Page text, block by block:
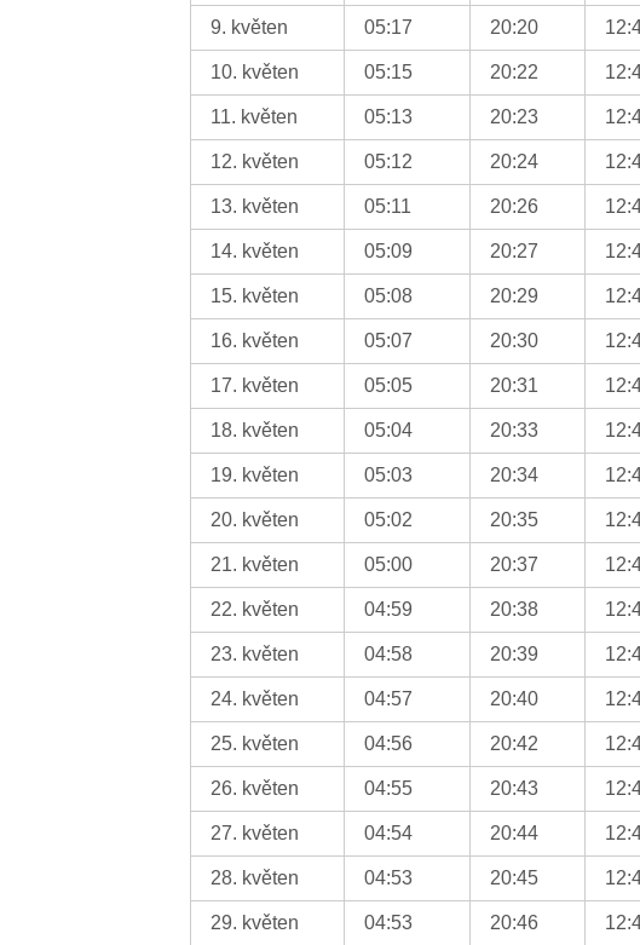
9. květen 05:17 20:20
10. květen 05:15 20:22
11. květen 05:13 20:23
12. květen 05:12 20:24
13. květen 05:11 20:26
14. květen 05:09 20:27
15. květen 05:08 20:29
16. květen 05:07 20:30
17. květen 05:05 20:31
18. květen 05:04 20:33
19. květen 05:03 20:34
20. květen 05:02 20:35
21. květen 05:00 20:37
22. květen 04:59 20:38
23. květen 04:58 20:39
24. květen 04:57 20:40
25. květen 04:56 20:42
26. květen 04:55 20:43
27. květen 04:54 20:44
28. květen 04:53 20:45
29. květen 04:53 20:46